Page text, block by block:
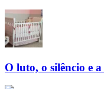
O luto, o silêncio e